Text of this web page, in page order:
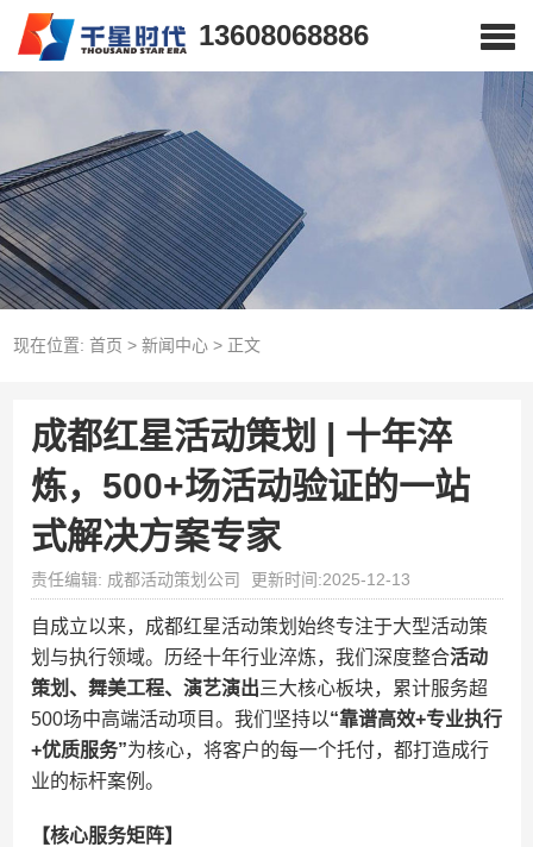
13608068886
现在位置: 首页 > 新闻中心> 正文
成都红星活动策划 | 十年淬
炼，500+场活动验证的一站
式解决方案专家
责任编辑: 成都活动策划公司 更新时间:2025-12-13
自成立以来，成都红星活动策划始终专注于大型活动策
划与执行领域。历经十年行业淬炼，我们深度整合活动
策划、舞美工程、演艺演出三大核心板块，累计服务超
500场中高端活动项目。我们坚持以“靠谱高效+专业执行
+优质服务”为核心，将客户的每一个托付，都打造成行
业的标杆案例。
【核心服务矩阵】